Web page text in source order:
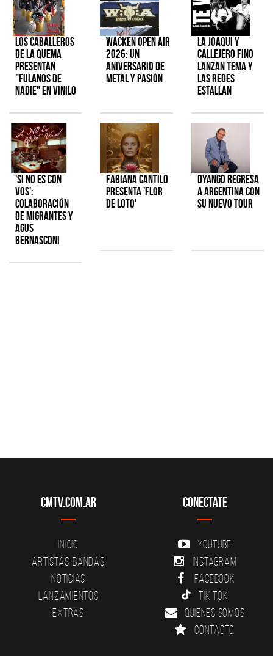
Los Caballeros
de la Quema
presentan
"Fulanos de
Nadie" en vinilo
Wacken Open Air
2026: Un
aniversario de
metal y pasión
La Joaqui y
Callejero Fino
lanzan tema y
las redes
estallan
'Si No Es Con
Vos':
colaboración
de Migrantes y
Agus
Bernasconi
Fabiana Cantilo
presenta 'Flor
de Loto'
Dyango regresa
a Argentina con
su nuevo tour
CMTV.com.ar
Inicio
Artistas-Bandas
Noticias
Lanzamientos
Extras
Conectate
YouTube
Instagram
Facebook
Tik Tok
Quienes somos
Contacto